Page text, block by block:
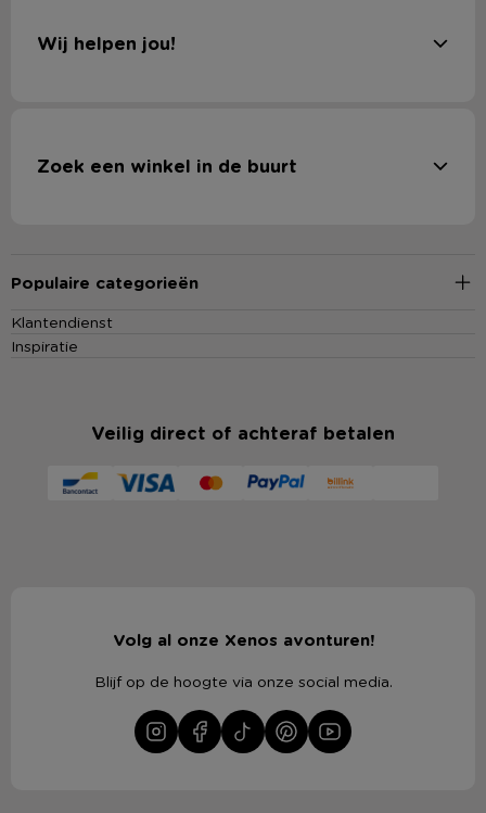
Wij helpen jou!
Zoek een winkel in de buurt
Populaire categorieën
Klantendienst
Inspiratie
Veilig direct of achteraf betalen
Volg al onze Xenos avonturen!
Blijf op de hoogte via onze social media.